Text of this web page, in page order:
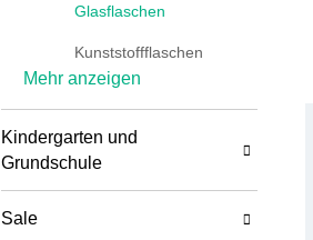
Glasflaschen
Kunststoffflaschen
Pipettenflaschen
Kanister
Allgemeines
Experimentiermaterial
Mehr anzeigen
Kindergarten und
Grundschule
Sale